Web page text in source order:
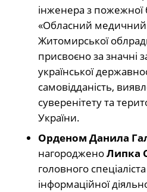
інженера з
«Обласний медичний
Житомирської
присвоєно за значні
української
самовідданість,
суверенітету та
України.
Орденом Данила
нагородженоЛипка
головного
інформаційної